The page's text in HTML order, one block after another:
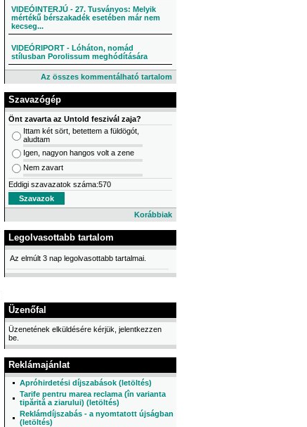
VIDEÓINTERJÚ - 27. Tusványos: Melyik
mértékű bérszakadék esetében már nem
kecseg...
VIDEÓRIPORT - Lóháton, nomád
stílusban Porolissum meghódítására
Az összes kommentálható tartalom
Szavazógép
Önt zavarta az Untold feszivál zaja?
Ittam két sört, betettem a füldögót,
aludtam
Igen, nagyon hangos volt a zene
Nem zavart
Eddigi szavazatok száma:570
Korábbiak
Legolvasottabb tartalom
Az elmúlt 3 nap legolvasottabb tartalmai.
Üzenőfal
Üzenetének elküldésére kérjük, jelentkezzen
be.
Reklámajánlat
Apróhirdetési díjszabások (letöltés)
Tarife pentru marea reclama (în varianta
tipărită a ziarului) (letöltés)
Reklámdíjszabás - a nyomtatott újságban
(letöltés)